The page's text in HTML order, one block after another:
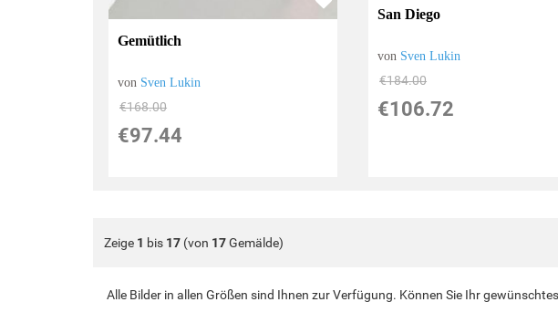
Gemütlich
von Sven Lukin
€168.00
€97.44
San Diego
von Sven Lukin
€184.00
€106.72
Zeige 1 bis 17 (von 17Gemälde)
Alle Bilder in allen Größen sind Ihnen zur Verfügung. Können Sie Ihr